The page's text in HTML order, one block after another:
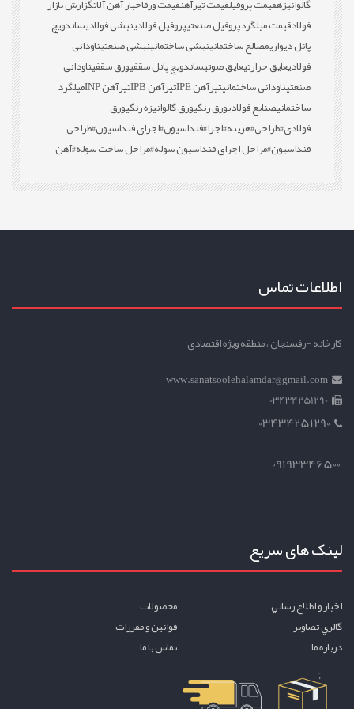
گالوانیزهقیمت پروفیلقیمت تیرآهنقیمت ورقاخبار آهن آلاتگزارش بازار
فولادقیمت میلگردپروفیل صنعتیپروفیل فولادینبشی فولادیساندویچ
پانل دیواریمصالح ساختمانینبشی ساختمانینبشی صنعتیناودانی
فولادیعایق حرارتیعایق صوتیساندویچ پانل سقفیورق سقفیناودانی
صنعتیناودانی ساختمانیتیرآهن IPE تیرآهن IPB تیرآهن INP
میلگرد
ساختمانیصنایع فولادیورق رنگیورق گالوانیزه رنگیورق
فولادی#طراحی#هزینه#اجزا#فنداسیون#اجرای فنداسیون#طراحی
فنداسیون#مراحل اجرای فنداسیون سوله#مراحل ساخت سوله#آهن
اطلاعات تماس
کارخانه -رفسنجان ، منطقه ویژه اقتصادی
www.sanatsoolehalamdar@gmail.com
03434251290
03434251290
09193346500
لینک های سریع
اخبار و اطلاع رساني
محصولات
گالري تصاوير
قوانين و مقررات
درباره ما
تماس با ما